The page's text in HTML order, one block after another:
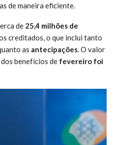
de maneira eficiente.
de 25,4 milhões de
creditados, o que inclui tanto
as antecipações. O valor
benefícios de fevereiro foi